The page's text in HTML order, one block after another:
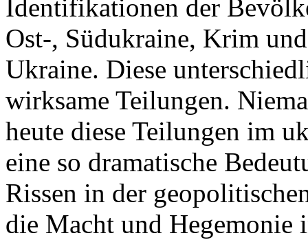
Identifikationen der
Ost-, Südukraine, Krim
Ukraine. Diese
wirksame Teilungen.
heute diese Teilungen im
eine so dramatische
Rissen in der
die Macht und Hegemonie